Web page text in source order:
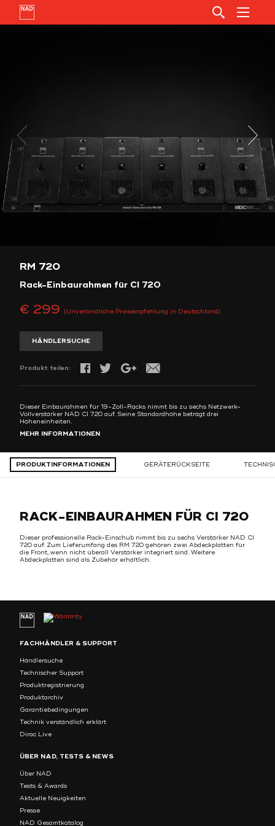
RM 720
Rack-Einbaurahmen für CI 720
€ 299 (Unverbindliche Preisempfehlung in Deutschland)
HÄNDLERSUCHE
Produkt teilen:
Dieser Einbaurahmen für 19-Zoll-Racks nimmt bis zu sechs Netzwerk-
Vollverstärker NAD CI 720 auf. Seine Standardhöhe beträgt drei
Höheneinheiten.
MEHR INFORMATIONEN
PRODUKTINFORMATIONEN GERÄTERÜCKSEITE
RACK-EINBAURAHMEN FÜR CI 720
Dieser professionelle Rack-Einschub nimmt bis zu sechs Verstärker NAD CI
720 auf. Zum Lieferumfang des RM 720 gehören zwei Abdeckplatten für
die Front, wenn nicht überall Verstärker integriert sind. Weitere
Abdeckplatten sind als Zubehör erhältlich.
FACHHÄNDLER & SUPPORT
Händlersuche
Technischer Support
Produktregistrierung
Produktarchiv
Garantiebedingungen
Technik verständlich erklärt
Dirac Live
ÜBER NAD, TESTS & NEWS
Über NAD
Tests & Awards
Aktuelle Neuigkeiten
Presse
NAD Gesamtkatalog